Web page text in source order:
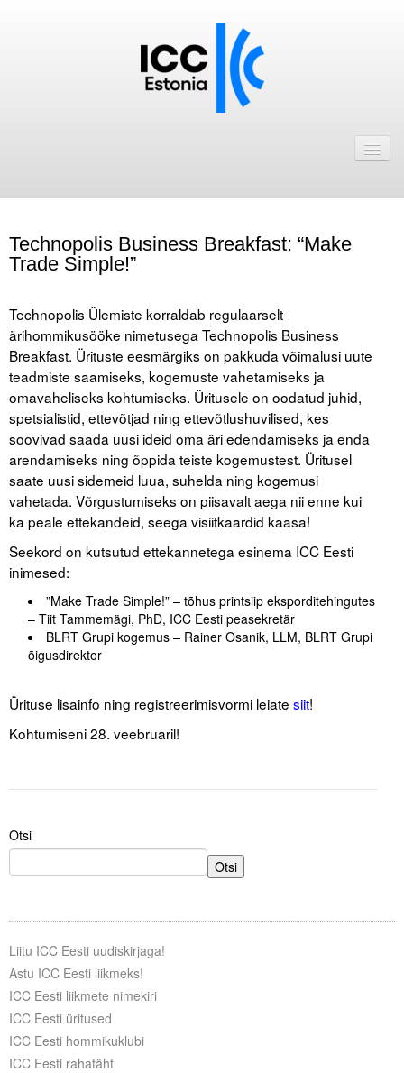
ICC Eesti liikmebaas
Astu ICC Eesti liikmeks!
Kalender
ICC Eesti
Tegevused
Publikatsioonid
Arvamus
Viidad
ICC WBO
ICC komisjonid
Juhendid ja väljaanded
Videod
Kontakt
Oskusteave
Projektid
Technopolis Business Breakfast: “Make
Trade Simple!”
Technopolis Ülemiste korraldab regulaarselt
ärihommikusööke nimetusega Technopolis Business
Breakfast. Ürituste eesmärgiks on pakkuda võimalusi uute
teadmiste saamiseks, kogemuste vahetamiseks ja
omavaheliseks kohtumiseks. Üritusele on oodatud juhid,
spetsialistid, ettevõtjad ning ettevõtlushuvilised, kes
soovivad saada uusi ideid oma äri edendamiseks ja enda
arendamiseks ning õppida teiste kogemustest. Üritusel
saate uusi sidemeid luua, suhelda ning kogemusi
vahetada. Võrgustumiseks on piisavalt aega nii enne kui
ka peale ettekandeid, seega visiitkaardid kaasa!
Seekord on kutsutud ettekannetega esinema ICC Eesti
inimesed:
”Make Trade Simple!” – tõhus printsiip eksporditehingutes
– Tiit Tammemägi, PhD, ICC Eesti peasekretär
BLRT Grupi kogemus – Rainer Osanik, LLM, BLRT Grupi
õigusdirektor
Ürituse lisainfo ning registreerimisvormi leiate siit!
Kohtumiseni 28. veebruaril!
Otsi
Otsi
Liitu ICC Eesti uudiskirjaga!
Astu ICC Eesti liikmeks!
ICC Eesti liikmete nimekiri
ICC Eesti üritused
ICC Eesti hommikuklubi
ICC Eesti rahatäht